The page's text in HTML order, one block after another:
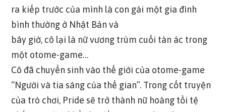
ra kiếp trước của mình là con gái một gia đình
bình thường ở Nhật Bản và
bây giờ, cô lại là nữ vương trùm cuối tàn ác trong
một otome-game…
Cô đã chuyển sinh vào thế giới của otome-game
“Người và tia sáng của thế gian”. Trong cốt truyện
của trò chơi, Pride sẽ trở thành nữ hoàng tồi tệ